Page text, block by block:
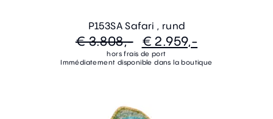
P153SA Safari , rund
€ 3.808,- € 2.959,-
hors frais de port
Immédiatement disponible dans la boutique